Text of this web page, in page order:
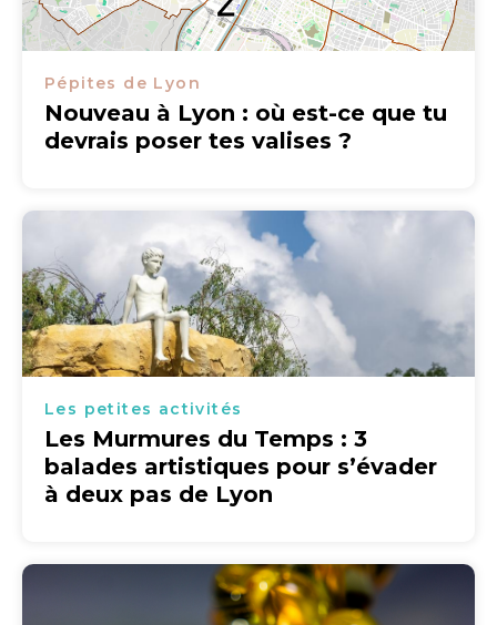
Pépites de Lyon
Nouveau à Lyon : où est-ce que tu
devrais poser tes valises ?
Les petites activités
Les Murmures du Temps : 3
balades artistiques pour s’évader
à deux pas de Lyon